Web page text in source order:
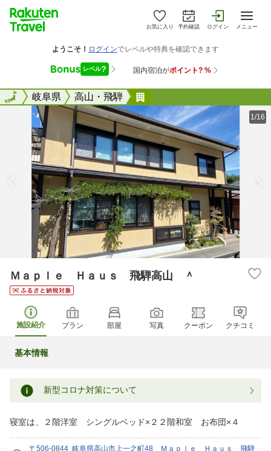
お気に入り 予約確認 ログイン メニュー
全国岐阜県 高山・飛騨
全国
1/16
Ｍａｐｌｅ Ｈａｕｓ 飛騨高山 ＾
施設紹介 プラン 部屋 写真 クーポン クチコミ
基本情報
新型コロナ対策について
寝室は、２階洋室 シングルベッド×２２階和室 お布団×４
〒506-0844 岐阜県高山市上一之町48 Ｍａｐｌｅ Ｈａｕｓ 飛騨